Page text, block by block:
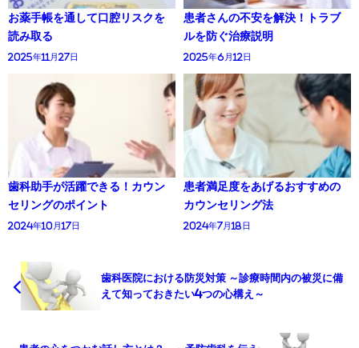
お薬手帳を通して口腔リスクを
読み取る
2025年11月27日
患者さんの不安を解決！トラブ
ルを防ぐ治療説明
2025年6月12日
歯科助手が活躍できる！カウン
セリングのポイント
2024年10月17日
患者満足度をあげるおすすめの
カウンセリング法
2024年7月18日
歯科医院における防災対策 ～診療時間内の被災に備
えて知っておきたい4つの心構え～